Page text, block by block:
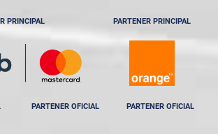
PRINCIPAL PARTENER PRINCIPAL
PARTENER OFICIAL PARTENER OFICIAL